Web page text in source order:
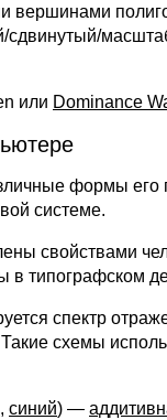
вершинами
сдвинутый/
или Dominance
формы
системе.
свойствами
в типографском
спектр
схемы
, синий) —